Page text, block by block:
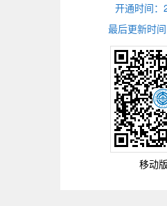
开通时间：
最后更新时间
移动